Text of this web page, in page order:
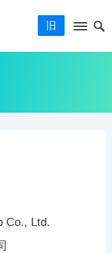
旧
Co., Ltd.